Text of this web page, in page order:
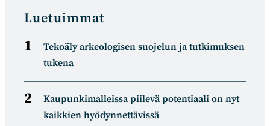
Luetuimmat
Tekoäly arkeologisen suojelun ja tutkimuksen
tukena
Kaupunkimalleissa piilevä potentiaali on nyt
kaikkien hyödynnettävissä